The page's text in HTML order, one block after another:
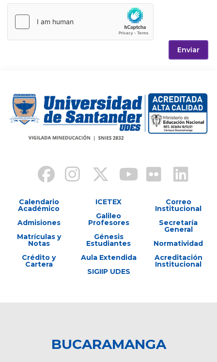
Enviar
Calendario
Académico
Admisiones
Matrículas y
Notas
Crédito y
Cartera
ICETEX
Galileo
Profesores
Génesis
Estudiantes
Aula Extendida
SIGIIP UDES
Correo
Institucional
Secretaría
General
Normatividad
Acreditación
Institucional
BUCARAMANGA